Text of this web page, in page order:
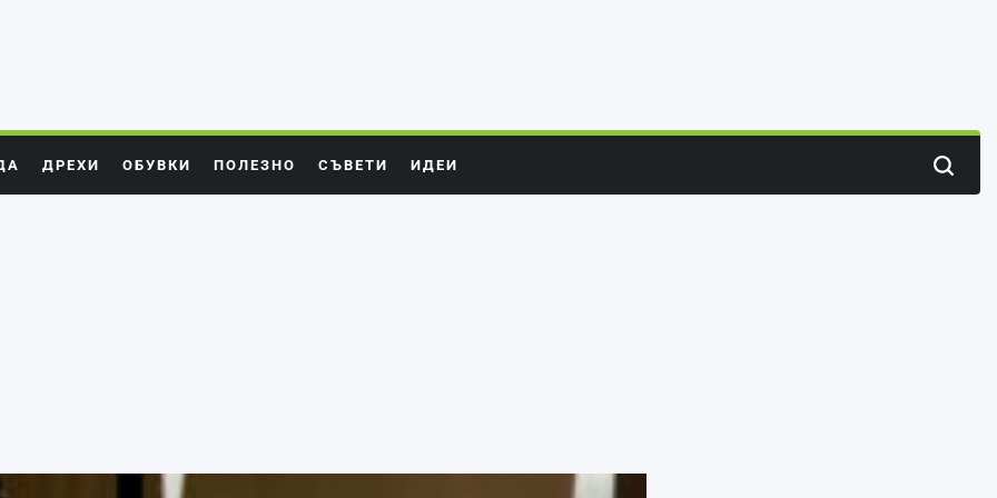
ДРЕХИ ОБУВКИ ПОЛЕЗНО СЪВЕТИ ИДЕИ Search